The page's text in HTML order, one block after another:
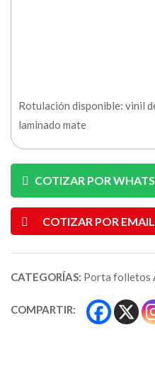
Rotulación disponible: vinil
laminado mate
COTIZAR POR
COTIZAR POR EMAIL
CATEGORÍAS: Porta folletos
COMPARTIR: